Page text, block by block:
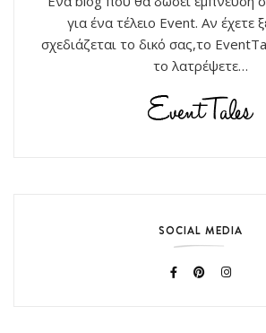
για ένα τέλειο Event. Αν έχετε
σχεδιάζεται το δικό σας,το
το λατρέψετε…
SOCIAL MEDIA